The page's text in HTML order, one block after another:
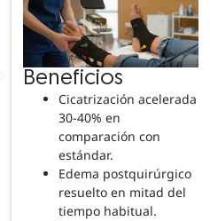
Beneficios
Cicatrización acelerada
30-40% en
comparación con
estándar.
Edema postquirúrgico
resuelto en mitad del
tiempo habitual.